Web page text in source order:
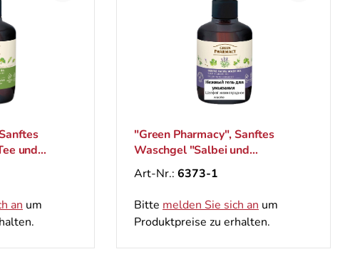
und
an um
"Green Pharmacy", Sanftes
Waschgel "Salbei und
Traubenkernöl", 270 ml
Art-Nr.: 6373-1
Bitte melden Sie sich an um
Produktpreise zu erhalten.